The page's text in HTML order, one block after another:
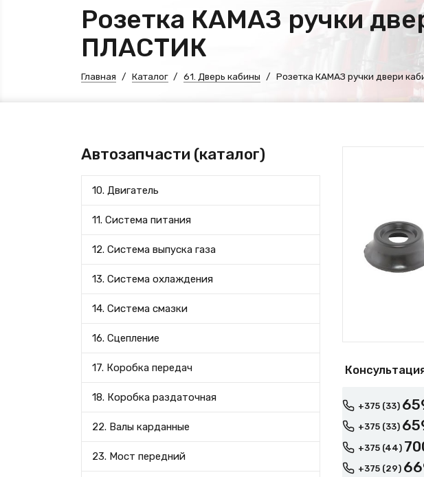
Розетка КАМАЗ ручки
ПЛАСТИК
Главная Каталог 61. Дверь кабины Розетка КАМАЗ ручки двери
Автозапчасти (каталог)
10. Двигатель
11. Система питания
12. Система выпуска газа
13. Система охлаждения
14. Система смазки
16. Сцепление
17. Коробка передач
18. Коробка раздаточная
22. Валы карданные
23. Мост передний
+375 (33)
+375 (33)
+375 (44)
+375 (29)